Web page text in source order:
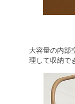
大容量の内部
理して収納で